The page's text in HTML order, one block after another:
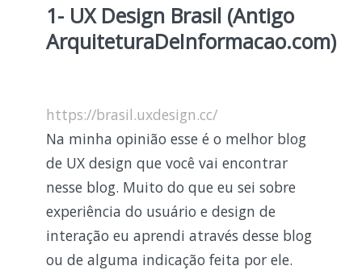
1- UX Design Brasil (Antigo
ArquiteturaDeInformacao.com)
https://brasil.uxdesign.cc/
Na minha opinião esse é o melhor blog
de UX design que você vai encontrar
nesse blog. Muito do que eu sei sobre
experiência do usuário e design de
interação eu aprendi através desse blog
ou de alguma indicação feita por ele.